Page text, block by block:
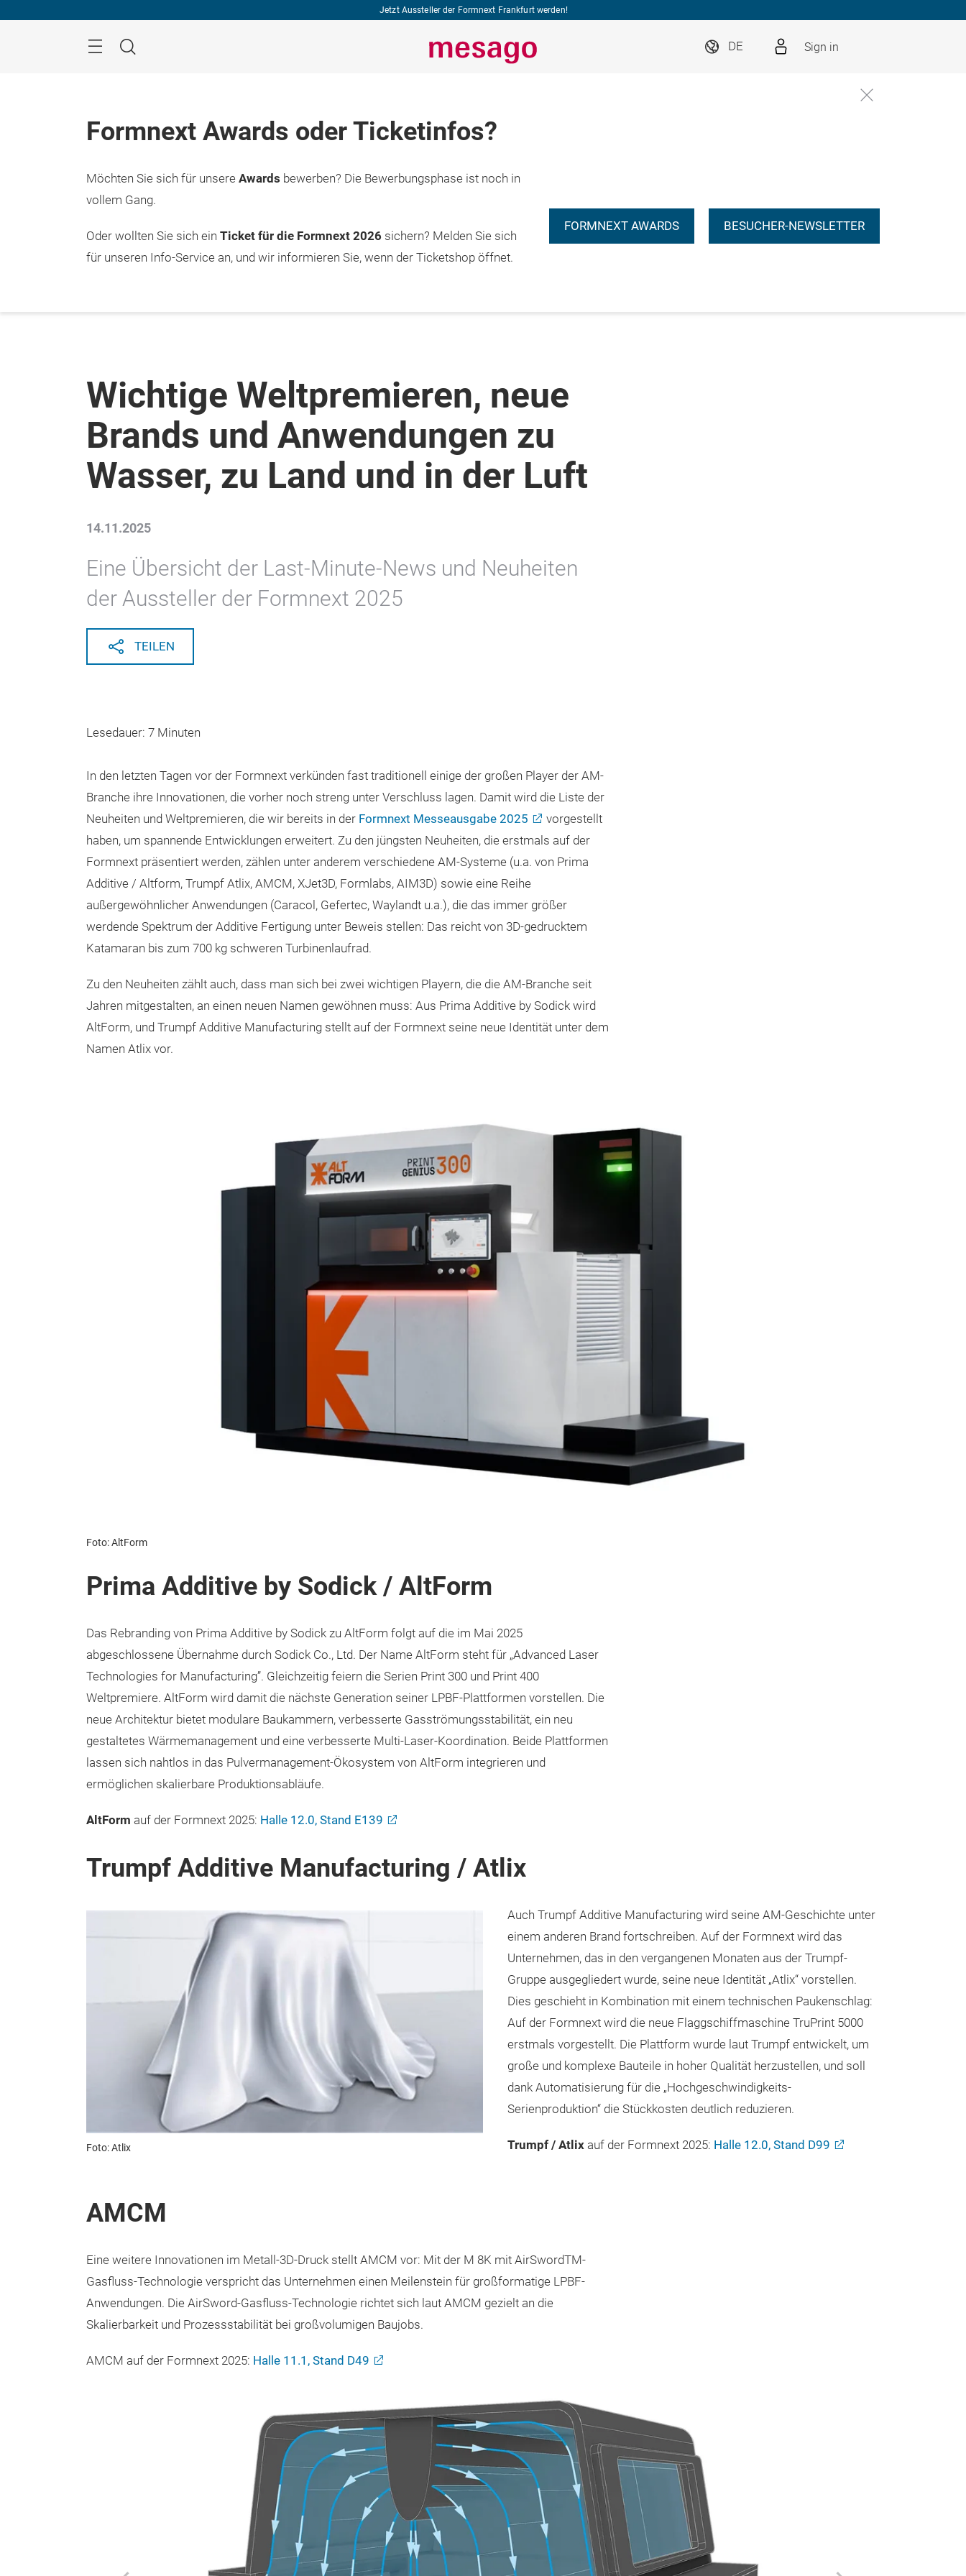
Jetzt Aussteller der Formnext Frankfurt werden!
Suche
DE Sign in
Formnext Awards oder Ticketinfos?
Möchten Sie sich für unsere Awards bewerben? Die Bewerbungsphase ist noch in
vollem Gang.
Oder wollten Sie sich ein Ticket für die Formnext 2026 sichern? Melden Sie sich
für unseren Info-Service an, und wir informieren Sie, wenn der Ticketshop öffnet.
FORMNEXT AWARDS BESUCHER-NEWSLETTER
Wichtige Weltpremieren, neue
Brands und Anwendungen zu
Wasser, zu Land und in der Luft
14.11.2025
Eine Übersicht der Last-Minute-News und Neuheiten
der Aussteller der Formnext 2025
TEILEN
Lesedauer: 7 Minuten
In den letzten Tagen vor der Formnext verkünden fast traditionell einige der großen Player der AM-
Branche ihre Innovationen, die vorher noch streng unter Verschluss lagen. Damit wird die Liste der
Neuheiten und Weltpremieren, die wir bereits in der Formnext Messeausgabe 2025
vorgestellt
haben, um spannende Entwicklungen erweitert. Zu den jüngsten Neuheiten, die erstmals auf der
Formnext präsentiert werden, zählen unter anderem verschiedene AM-Systeme (u.a. von Prima
Additive / Altform, Trumpf Atlix, AMCM, XJet3D, Formlabs, AIM3D) sowie eine Reihe
außergewöhnlicher Anwendungen (Caracol, Gefertec, Waylandt u.a.), die das immer größer
werdende Spektrum der Additive Fertigung unter Beweis stellen: Das reicht von 3D-gedrucktem
Katamaran bis zum 700 kg schweren Turbinenlaufrad.
Zu den Neuheiten zählt auch, dass man sich bei zwei wichtigen Playern, die die AM-Branche seit
Jahren mitgestalten, an einen neuen Namen gewöhnen muss: Aus Prima Additive by Sodick wird
AltForm, und Trumpf Additive Manufacturing stellt auf der Formnext seine neue Identität unter dem
Namen Atlix vor.
Foto: AltForm
Prima Additive by Sodick / AltForm
Das Rebranding von Prima Additive by Sodick zu AltForm folgt auf die im Mai 2025
abgeschlossene Übernahme durch Sodick Co., Ltd. Der Name AltForm steht für „Advanced Laser
Technologies for Manufacturing”. Gleichzeitig feiern die Serien Print 300 und Print 400
Weltpremiere. AltForm wird damit die nächste Generation seiner LPBF-Plattformen vorstellen. Die
neue Architektur bietet modulare Baukammern, verbesserte Gasströmungsstabilität, ein neu
gestaltetes Wärmemanagement und eine verbesserte Multi-Laser-Koordination. Beide Plattformen
lassen sich nahtlos in das Pulvermanagement-Ökosystem von AltForm integrieren und
ermöglichen skalierbare Produktionsabläufe.
AltForm auf der Formnext 2025: Halle 12.0, Stand E139
Trumpf Additive Manufacturing / Atlix
Foto: Atlix
Auch Trumpf Additive Manufacturing wird seine AM-Geschichte unter
einem anderen Brand fortschreiben. Auf der Formnext wird das
Unternehmen, das in den vergangenen Monaten aus der Trumpf-
Gruppe ausgegliedert wurde, seine neue Identität „Atlix“ vorstellen.
Dies geschieht in Kombination mit einem technischen Paukenschlag:
Auf der Formnext wird die neue Flaggschiffmaschine TruPrint 5000
erstmals vorgestellt. Die Plattform wurde laut Trumpf entwickelt, um
große und komplexe Bauteile in hoher Qualität herzustellen, und soll
dank Automatisierung für die „Hochgeschwindigkeits-
Serienproduktion“ die Stückkosten deutlich reduzieren.
Trumpf / Atlixauf der Formnext 2025: Halle 12.0, Stand D99
AMCM
Eine weitere Innovationen im Metall-3D-Druck stellt AMCM vor: Mit der M 8K mit AirSwordTM-
Gasfluss-Technologie verspricht das Unternehmen einen Meilenstein für großformatige LPBF-
Anwendungen. Die AirSword-Gasfluss-Technologie richtet sich laut AMCM gezielt an die
Skalierbarkeit und Prozessstabilität bei großvolumigen Baujobs.
AMCM auf der Formnext 2025: Halle 11.1, Stand D49